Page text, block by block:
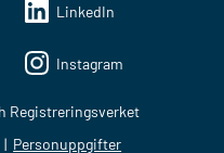
LinkedIn
Instagram
Registreringsverket
Personuppgifter